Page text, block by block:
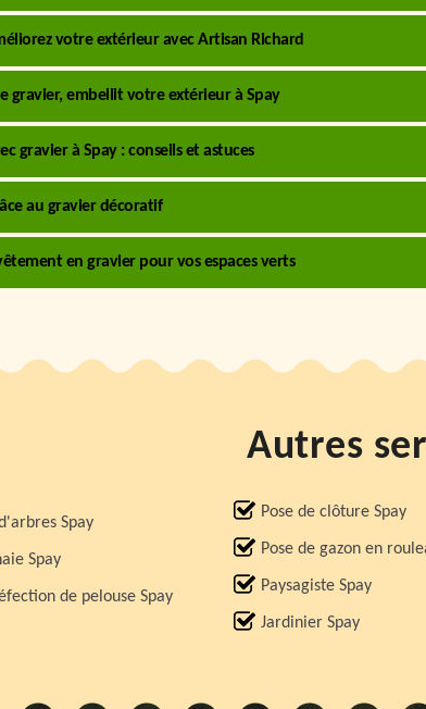
votre extérieur avec Artisan Richard
gravier, embellit votre extérieur à Spay
gravier à Spay : conseils et astuces
au gravier décoratif
en gravier pour vos espaces verts
Autres
Spay
Spay
de pelouse Spay
Pose de clôture Spay
Pose de gazon en
Paysagiste Spay
Jardinier Spay